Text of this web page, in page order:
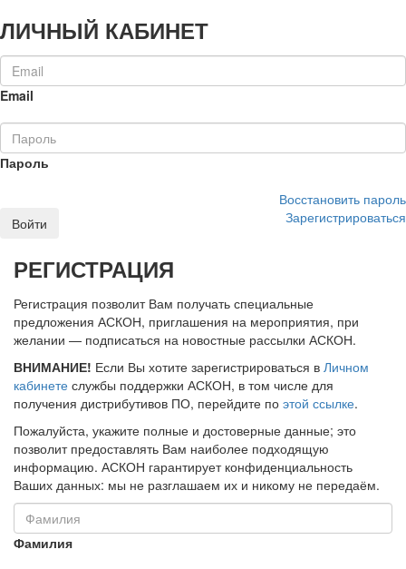
ЛИЧНЫЙ КАБИНЕТ
Email
Пароль
Восстановить пароль
Войти
Зарегистрироваться
РЕГИСТРАЦИЯ
Регистрация позволит Вам получать специальные
предложения АСКОН, приглашения на мероприятия, при
желании — подписаться на новостные рассылки АСКОН.
ВНИМАНИЕ! Если Вы хотите зарегистрироваться в Личном
кабинете службы поддержки АСКОН, в том числе для
получения дистрибутивов ПО, перейдите по этой ссылке.
Пожалуйста, укажите полные и достоверные данные; это
позволит предоставлять Вам наиболее подходящую
информацию. АСКОН гарантирует конфиденциальность
Ваших данных: мы не разглашаем их и никому не передаём.
Фамилия